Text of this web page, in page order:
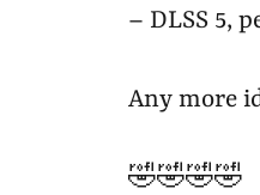
– DLSS 5,
Any more
🤣🤣🤣🤣